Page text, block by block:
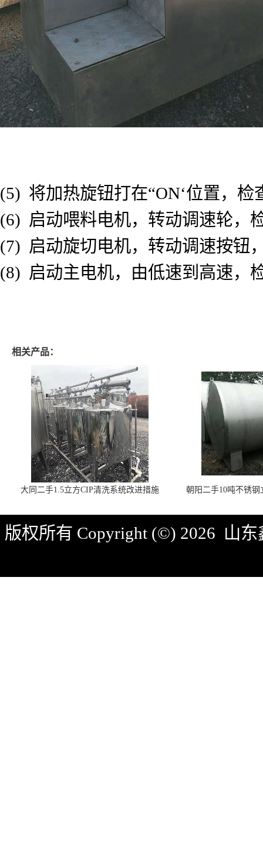
(5) 将加热旋钮打在“ON‘位置，
(6) 启动喂料电机，转动调速轮，
(7) 启动旋切电机，转动调速按钮
(8) 启动主电机，由低速到高速，
相关产品：
大同二手1.5立方CIP清洗系统改进措施 朝阳二手10吨不锈
版权所有 Copyright (©) 2026 山